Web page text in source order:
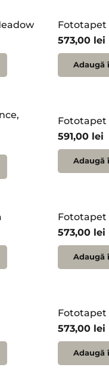
Fototapet
573,00 lei
Adaugă
Fototapet
591,00 lei
Adaugă
Fototapet
573,00 lei
Adaugă
Fototapet
573,00 lei
Adaugă